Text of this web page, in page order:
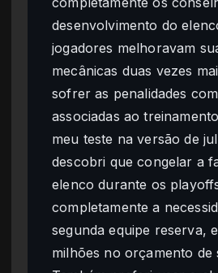
desenvolvimento do
jogadores melhoravam
mecânicas duas vezes
sofrer as penalidades
associadas ao
meu teste na versão de
descobri que congelar a
elenco durante os
completamente a
segunda equipe reserva,
milhões no orçamento de